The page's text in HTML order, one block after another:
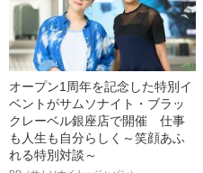
オープン1周年を記念した特別イ
ベントがサムソナイト・ブラッ
クレーベル銀座店で開催 仕事
も人生も自分らしく～笑顔あふ
れる特別対談～